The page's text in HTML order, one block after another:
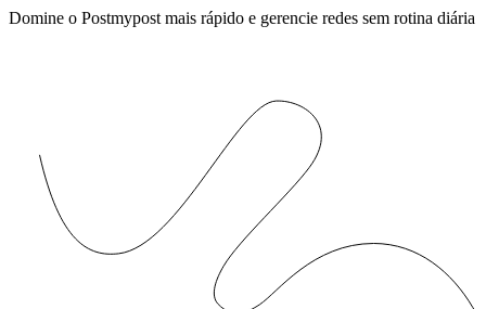
Domine o Postmypost mais rápido e gerencie redes sem rotina diária